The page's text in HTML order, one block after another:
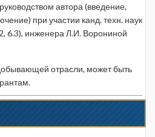
автора (введение,
при участии канд. техн. наук
6.3), инженера Л.И. Ворониной
отрасли, может быть